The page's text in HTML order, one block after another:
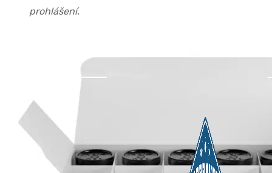
prohlášení.